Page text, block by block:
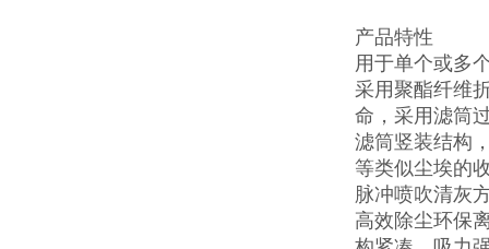
产品特性
用于单个或多
采用聚酯纤维
命，采用滤筒
滤筒竖装结构
等类似尘埃的
脉冲喷吹清灰
高效除尘环保